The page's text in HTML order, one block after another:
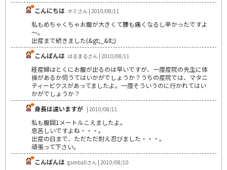
こんにちは ホミさん | 2010/08/11
私もめちゃくちゃお腹が大きくて腰も痛くなるし辛かったですよ
～。
出産まで続きました(&gt;_&lt;)
こんばんは はるまるさん | 2010/08/11
経産婦はとくにお腹が出るのは早いですが、一度産院の先生に体
操があるか伺うてはいかがでしょうか？うちの産院では、マタニ
ティービクスがあってましたよ。一度そういうのに行かれてはい
かがでしょうか？
身長は違いますが | 2010/08/11
私も腹囲1メートルこえましたよ。
息苦しいですよね・・・。
出産の日まで、ただただ耐え忍びました・・・。
頑張って下さい。
こんばんは gamballさん | 2010/08/10